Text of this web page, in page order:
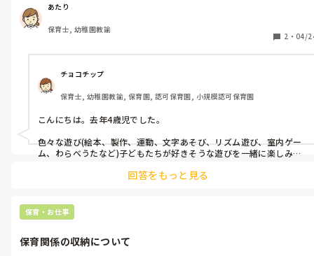
あたり
保育士, 幼稚園教諭
2 ・ 04/
チョコチップ
保育士, 幼稚園教諭, 保育園, 認可保育園, 小規模認可保育園
こんにちは。去年4歳児でした。
色々な遊び(絵本、製作、運動、文字あそび、リズム遊び、室内ゲー
ム、わらべうたなど)子どもたちが好きそうな遊びを一緒に楽しみ、
きだけ伝える形にしました。
回答をもっと見る
保育・お仕事
保育関係の収納について